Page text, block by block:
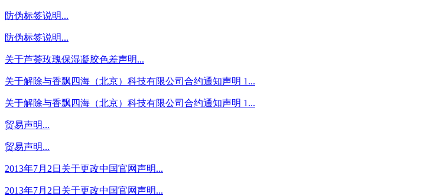
防伪标签说明...
防伪标签说明...
关于芦荟玫瑰保湿凝胶色差声明...
关于解除与香飘四海（北京）科技有限公司合约通知声明 1...
关于解除与香飘四海（北京）科技有限公司合约通知声明 1...
贸易声明...
贸易声明...
2013年7月2日关于更改中国官网声明...
2013年7月2日关于更改中国官网声明...